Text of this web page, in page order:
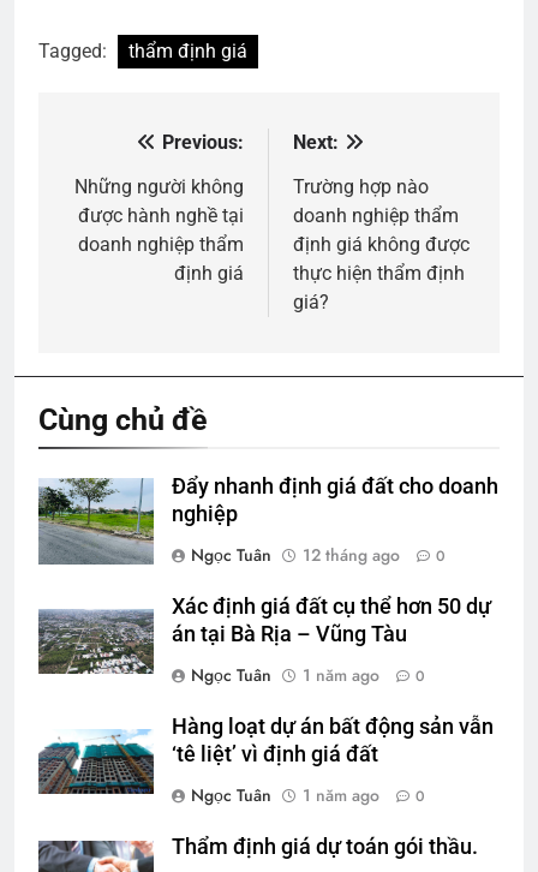
Tagged: thẩm định giá
hướng
bài
Previous:
Những người không
được hành nghề tại
doanh nghiệp thẩm
định giá
Next:
Trường hợp nào
doanh nghiệp thẩm
định giá không được
thực hiện thẩm định
giá?
Cùng chủ đề
Đẩy nhanh định giá đất cho doanh
nghiệp
Ngọc Tuân
12 tháng ago 0
Xác định giá đất cụ thể hơn 50 dự
án tại Bà Rịa – Vũng Tàu
Ngọc Tuân
1 năm ago 0
Hàng loạt dự án bất động sản vẫn
‘tê liệt’ vì định giá đất
Ngọc Tuân
1 năm ago 0
Thẩm định giá dự toán gói thầu.